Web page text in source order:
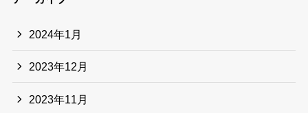
2024年1月
2023年12月
2023年11月